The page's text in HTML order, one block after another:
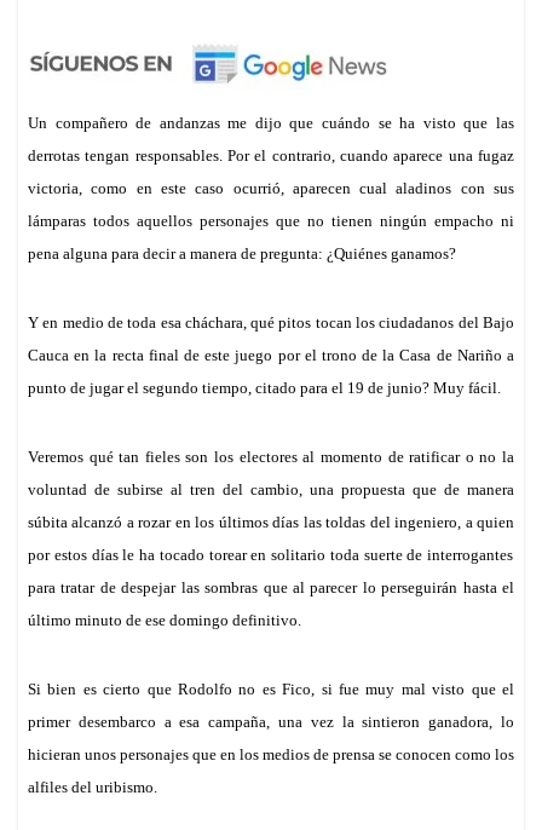
Un compañero de andanzas me dijo que cuándo se ha visto que las
derrotas tengan responsables. Por el contrario, cuando aparece una fugaz
victoria, como en este caso ocurrió, aparecen cual aladinos con sus
lámparas todos aquellos personajes que no tienen ningún empacho ni
pena alguna para decir a manera de pregunta: ¿Quiénes ganamos?
Y en medio de toda esa cháchara, qué pitos tocan los ciudadanos del Bajo
Cauca en la recta final deeste juego por el trono de la Casa de Nariño a
punto de jugar el segundo tiempo, citado para el 19 de junio? Muy fácil.
Veremos qué tan fieles son los electores al momento de ratificar o no la
voluntad de subirse al tren del cambio, una propuesta que de manera
súbita alcanzó a rozar en los últimos días las toldas del ingeniero, a quien
por estos días le ha tocado torear en solitario toda suerte de interrogantes
para tratar dedespejar lassombras que al parecer lo perseguirán hasta el
último minuto de ese domingo definitivo.
Si bien es cierto que Rodolfo no es Fico, si fue muy mal visto que el
primer desembarco aesa campaña,una vez la sintieron ganadora, lo
hicieran unos personajes que en los medios de prensa se conocen como los
alfiles del uribismo.